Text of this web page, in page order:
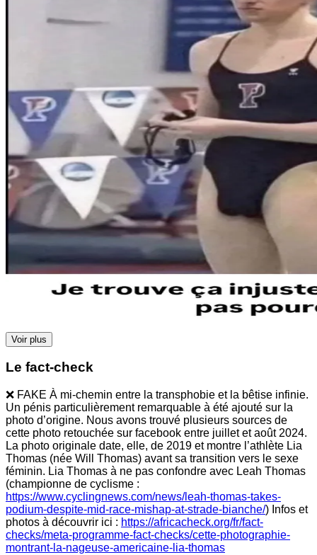
Voir plus
Le fact-check
❌ FAKE À mi-chemin entre la transphobie et la bêtise infinie.
Un pénis particulièrement remarquable à été ajouté sur la
photo d’origine. Nous avons trouvé plusieurs sources de
cette photo retouchée sur facebook entre juillet et août 2024.
La photo originale date, elle, de 2019 et montre l’athlète Lia
Thomas (née Will Thomas) avant sa transition vers le sexe
féminin. Lia Thomas à ne pas confondre avec Leah Thomas
(championne de cyclisme :
https://www.cyclingnews.com/news/leah-thomas-takes-
podium-despite-mid-race-mishap-at-strade-bianche/) Infos et
photos à découvrir ici : https://africacheck.org/fr/fact-
checks/meta-programme-fact-checks/cette-photographie-
montrant-la-nageuse-americaine-lia-thomas